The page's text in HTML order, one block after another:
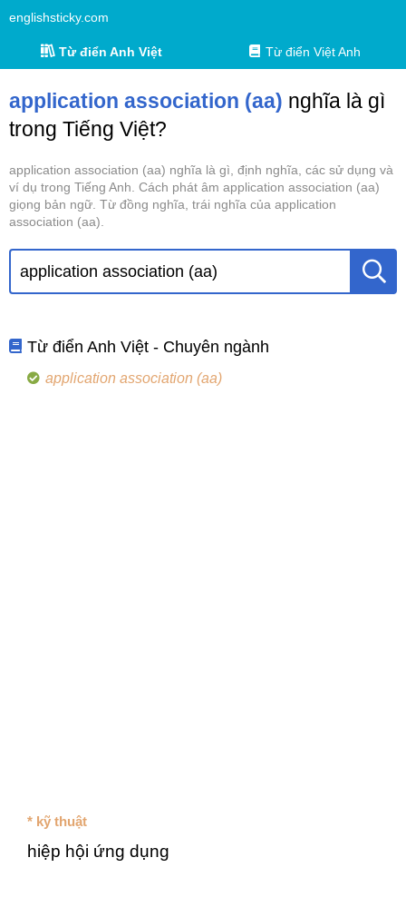
englishsticky.com
Từ điển Anh Việt Từ điển Việt Anh
application association (aa) nghĩa là gì
trong Tiếng Việt?
application association (aa) nghĩa là gì, định nghĩa, các sử dụng và
ví dụ trong Tiếng Anh. Cách phát âm application association (aa)
giọng bản ngữ. Từ đồng nghĩa, trái nghĩa của application
association (aa).
Từ điển Anh Việt - Chuyên ngành
application association (aa)
* kỹ thuật
hiệp hội ứng dụng